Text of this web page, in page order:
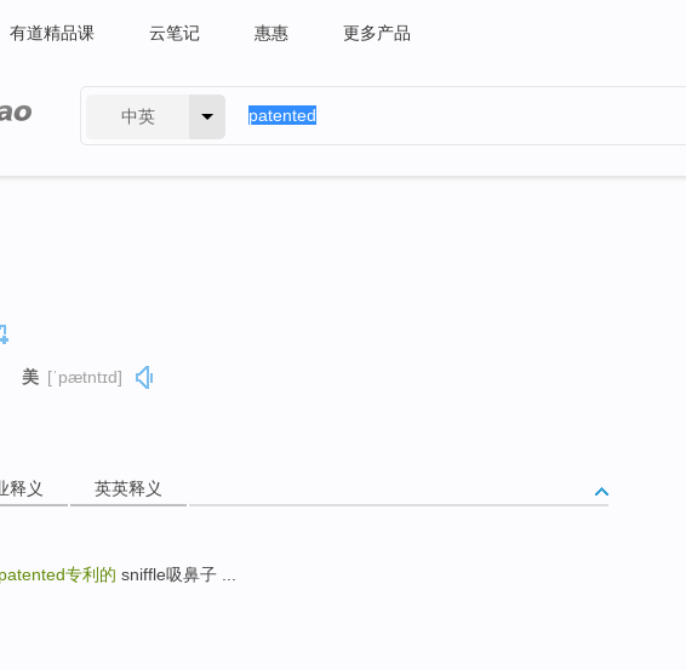
有道精品课 云笔记 惠惠 更多产品
中英
美 [ˈpætntɪd]
释义 英英释义
patented专利的 sniffle吸鼻子 ...